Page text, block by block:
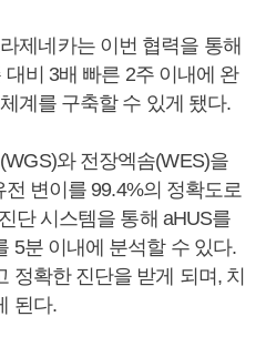
제네카는 이번 협력을 통해
비 3배 빠른 2주 이내에 완
계를 구축할 수 있게 됐다.
와 전장엑솜(WES)을
변이를 99.4%의 정확도로
단 시스템을 통해 aHUS를
5분 이내에 분석할 수 있다.
정확한 진단을 받게 되며, 치
된다.